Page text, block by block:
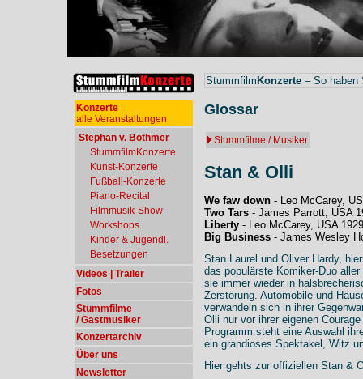
Konzerte
alle Veranstaltungen
Stephan v. Bothmer
StummfilmKonzerte
Kunst-Konzerte
Fußball-Konzerte
Piano-Recital
Filmmusik-Show
Workshops
Kinder & Jugendl.
Besetzungen
Videos | Trailer
Fotos
Stummfilme
/ Gastmusiker
Konzertarchiv
Über uns
Newsletter
Stummfilm Konzerte – So haben
Glossar
Stummfilme / Musiker
Stan & Olli
We faw down - Leo McCarey,
Two Tars - James Parrott, USA
Liberty - Leo McCarey, USA 1929
Big Business - James Wesley
Stan Laurel und Oliver Hardy,
das populärste Komiker-Duo
sie immer wieder in
Zerstörung. Automobile und
verwandeln sich in ihrer
Olli nur vor ihrer eigenen
Programm steht eine Auswahl
ein grandioses Spektakel, Witz
Hier gehts zur offiziellen Stan &